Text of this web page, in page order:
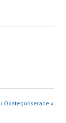
Okategoriserade »